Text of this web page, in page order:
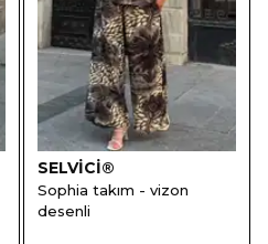
SELVİCİ®
Sophia takım - vizon
desenli